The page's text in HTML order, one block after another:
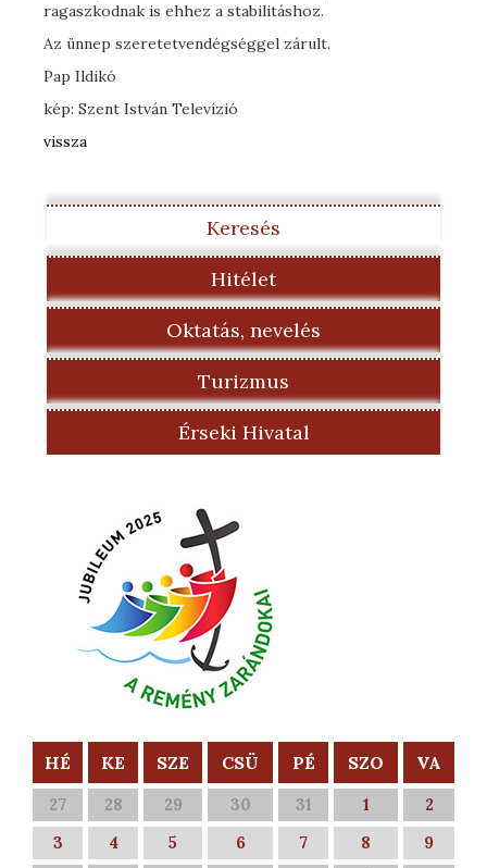
ragaszkodnak is ehhez a stabilitáshoz.
Az ünnep szeretetvendégséggel zárult.
Pap Ildikó
kép: Szent István Televízió
vissza
Keresés
Hitélet
Oktatás, nevelés
Turizmus
Érseki Hivatal
HÉ KE SZE CSÜ PÉ SZO VA
27 28 29 30 31 1
2
3
4 5 6 7 8
9